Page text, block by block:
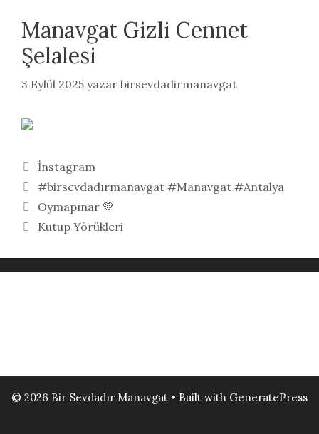
Manavgat Gizli Cennet
Şelalesi
3 Eylül 2025 yazar birsevdadirmanavgat
Kategoriler
İnstagram
Etiketler
#birsevdadırmanavgat #Manavgat #Antalya
Oymapınar 💚
Kutup Yörükleri
© 2026 Bir Sevdadır Manavgat • Built with GeneratePress